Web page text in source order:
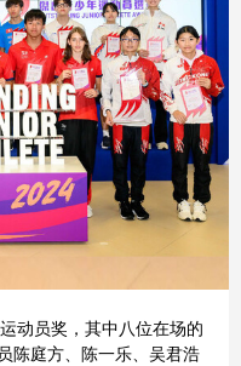
动员奖，其中八位在场的
陈庭方、陈一乐、吴君浩
更多